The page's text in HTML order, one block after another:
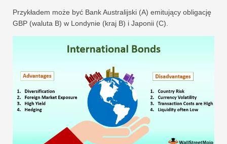
Przykładem może być Bank Australijski (A) emitujący obligację
GBP (waluta B) w Londynie (kraj B) i Japonii (C).